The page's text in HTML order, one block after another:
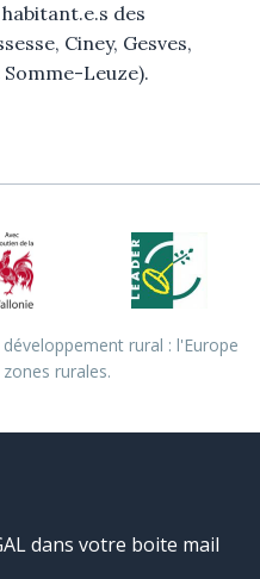
des
Ciney, Gesves,
Leuze).
rural : l'Europe
rurales.
dans votre boite mail